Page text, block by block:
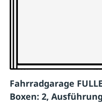
Fahrradgarage
Boxen: 2,